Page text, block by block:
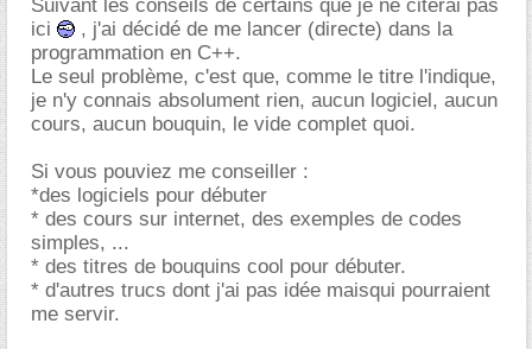
Suivant les conseils de certains que je ne citerai pas
ici
, j'ai décidé de me lancer (directe) dans la
programmation en C++.
Le seul problème, c'est que, comme le titre l'indique,
je n'y connais absolument rien, aucun logiciel, aucun
cours, aucun bouquin, le vide complet quoi.
Si vous pouviez me conseiller :
*des logiciels pour débuter
* des cours sur internet, des exemples de codes
simples, ...
* des titres de bouquins cool pour débuter.
* d'autres trucs dont j'ai pas idée maisqui pourraient
me servir.